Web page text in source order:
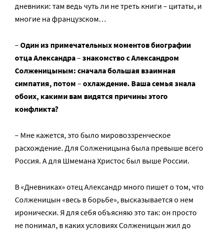
дневники: там ведь чуть ли не треть книги – цитаты, и
многие на французском…
– Один из примечательных моментов биографии
отца Александра– знакомство с Александром
Солженицыным: сначала большая взаимная
симпатия, потом – охлаждение. Ваша семья знала
обоих, какими вам видятся причины этого
конфликта?
– Мне кажется, это было мировоззренческое
расхождение. Для Солженицына была превыше всего
Россия. А для Шмемана Христос был выше России.
В «Дневниках» отец Александр много пишет о том, что
Солженицын «весь в борьбе», высказывается о нем
иронически. Я для себя объясняю это так: он просто
не понимал, в каких условиях Солженицын жил до